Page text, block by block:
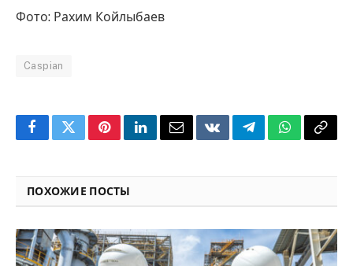
Фото: Рахим Койлыбаев
Caspian
FacebookTwitterPinterestLinkedInEmailVKontakteTelegramWhatsApp
Copy
ПОХОЖИЕ ПОСТЫ